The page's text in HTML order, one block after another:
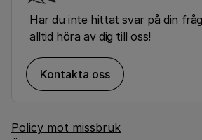
Har du inte hittat svar på din
alltid höra av dig till oss!
Kontakta oss
Policy mot missbruk